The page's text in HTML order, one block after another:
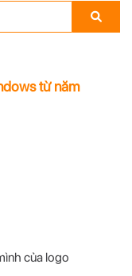
từ năm
của logo